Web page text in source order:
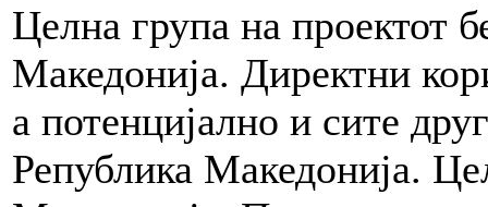
Целна група на проектот
Македонија. Директни
а потенцијално и сите
Република Македонија.